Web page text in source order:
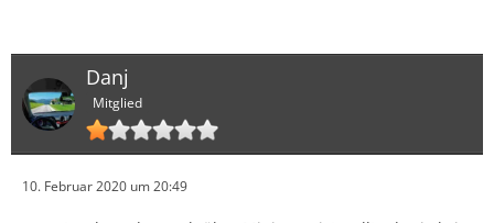
Danj
Mitglied
10. Februar 2020 um 20:49